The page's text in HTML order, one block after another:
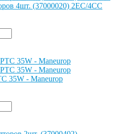
4шт. (37000020) 2EC/4CC
35W - Maneurop